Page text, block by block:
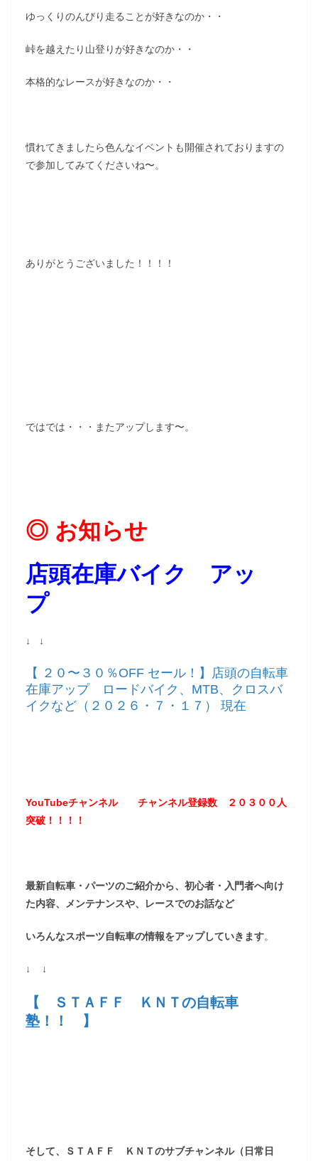
ゆっくりのんびり走ることが好きなのか・・
峠を越えたり山登りが好きなのか・・
本格的なレースが好きなのか・・
慣れてきましたら色んなイベントも開催されておりますの
で参加してみてくださいね〜。
ありがとうございました！！！！
ではでは・・・またアップします〜。
◎ お知らせ
店頭在庫バイク アッ
プ
↓ ↓
【 ２０〜３０％OFF セール！】店頭の自転車
在庫アップ ロードバイク、MTB、クロスバ
イクなど（２０２６・７・１７） 現在
YouTubeチャンネル チャンネル登録数 ２０３ ００ 人
突破！！！！
最新自転車・パーツのご紹介から、初心者・入門者へ向け
た内容、メンテナンスや、レースでのお話など
いろんなスポーツ自転車の情報をアップしていきます。
↓ ↓
【 ＳＴＡＦＦ ＫＮＴの自転車
塾！！ 】
そして、ＳＴＡＦＦ ＫＮＴのサブチャンネル（日常日